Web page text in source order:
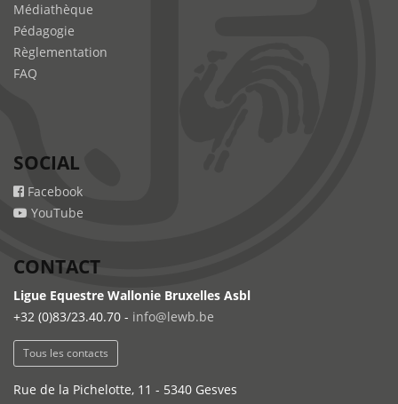
Médiathèque
Pédagogie
Règlementation
FAQ
SOCIAL
Facebook
YouTube
CONTACT
Ligue Equestre Wallonie Bruxelles Asbl
+32 (0)83/23.40.70 - info@lewb.be
Tous les contacts
Rue de la Pichelotte, 11 - 5340 Gesves